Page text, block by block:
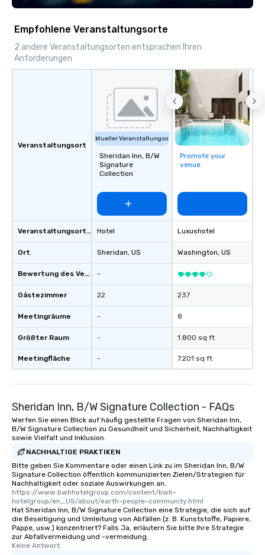
Empfohlene Veranstaltungsorte
2 andere Veranstaltungsorten entsprachen Ihren
Anforderungen
Veranstaltungsort
Veranstaltungsortstyp
Ort
Bewertung des Veranstaltungsortes
Gästezimmer
Meetingräume
Größter Raum
Meetingfläche
Aktueller Veranstaltungsort
Sheridan Inn, B/W
Signature
Collection
Hotel
Sheridan, US
-
22
-
-
-
Promote your
venue
Luxushotel
Washington, US
237
8
1.800 sq ft
7.201 sq ft
Sheridan Inn, B/W Signature Collection - FAQs
Werfen Sie einen Blick auf häufig gestellte Fragen von Sheridan Inn,
B/W Signature Collection zu Gesundheit und Sicherheit, Nachhaltigkeit
sowie Vielfalt und Inklusion.
NACHHALTIGE PRAKTIKEN
Bitte geben Sie Kommentare oder einen Link zu im Sheridan Inn, B/W
Signature Collection öffentlich kommunizierten Zielen/Strategien für
Nachhaltigkeit oder soziale Auswirkungen an.
https://www.bwhhotelgroup.com/content/bwh-
hotelgroup/en_US/about/earth-people-community.html
Hat Sheridan Inn, B/W Signature Collection eine Strategie, die sich auf
die Beseitigung und Umleitung von Abfällen (z. B. Kunststoffe, Papiere,
Pappe, usw.) konzentriert? Falls Ja, erläutern Sie bitte Ihre Strategie
zur Abfallvermeidung und -vermeidung.
Keine Antwort.